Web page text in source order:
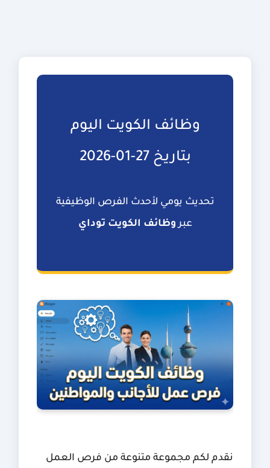
وظائف الكويت اليوم
بتاريخ 27-01-2026
تحديث يومي لأحدث الفرص الوظيفية
عبروظائف الكويت توداي
نقدم لكم مجموعة متنوعة من فرص العمل